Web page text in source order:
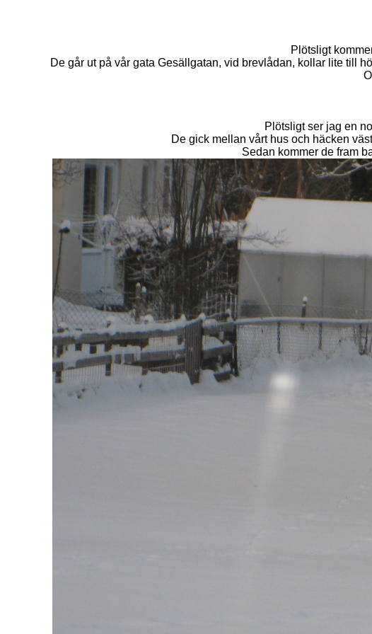
Plötsligt
De går ut på vår gata Gesällgatan, vid brevlådan, kollar lite till
Plötsligt ser jag en
De gick mellan vårt hus och häcken
Sedan kommer de fram